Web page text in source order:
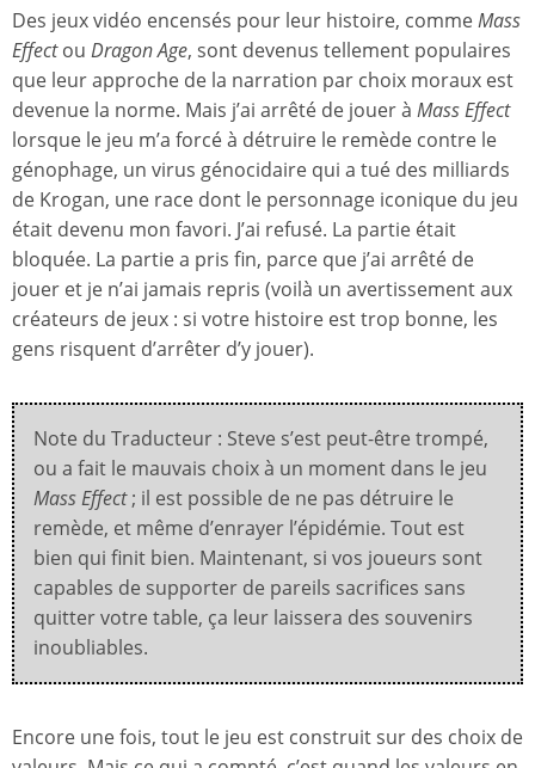
Des jeux vidéo encensés pour leur histoire, commeMass
Effectou Dragon Age, sont devenus tellement populaires
que leur approche de la narration par choix moraux est
devenue la norme. Mais j’ai arrêté de jouer à Mass Effect
lorsque le jeu m’a forcé à détruire le remède contre le
génophage, un virus génocidaire qui a tué des milliards
de Krogan, une race dont le personnage iconique du jeu
était devenu mon favori. J’ai refusé. La partie était
bloquée. La partie a pris fin, parce que j’ai arrêté de
jouer et je n’ai jamais repris (voilà un avertissement aux
créateurs de jeux : si votre histoire est trop bonne, les
gens risquent d’arrêter d’y jouer).
Note du Traducteur : Steve s’est peut-être trompé,
ou a fait le mauvais choix à un moment dans le jeu
Mass Effect; il est possible de ne pas détruire le
remède, et même d’enrayer l’épidémie. Tout est
bien qui finit bien. Maintenant, si vos joueurs sont
capables de supporter de pareils sacrifices sans
quitter votre table, ça leur laissera des souvenirs
inoubliables.
Encore une fois, tout le jeu est construit sur des choix de